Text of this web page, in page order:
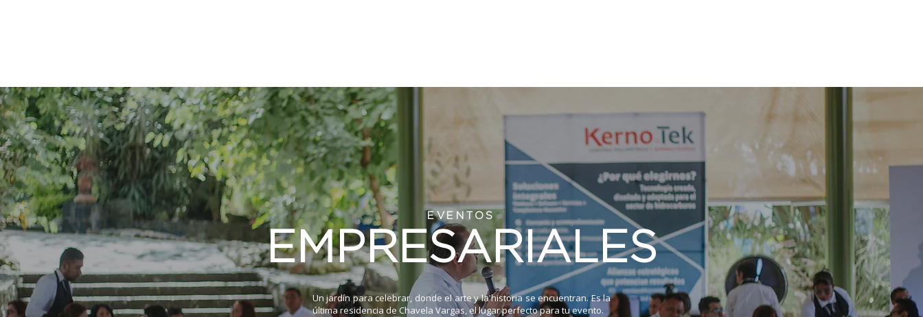
EMPRESARIALES
EVENTOS
Un jardín para celebrar, donde el arte y la historia se encuentran. Es la
última residencia de Chavela Vargas, el lugar perfecto para tu evento.